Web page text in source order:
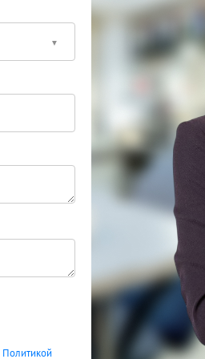
Политикой